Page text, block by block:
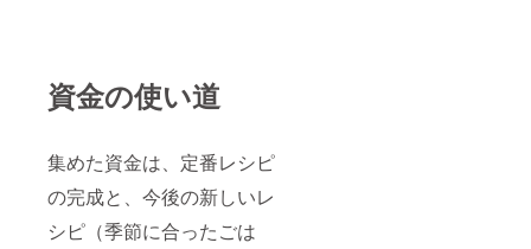
資金の使い道
集めた資金は、定番レシピ
の完成と、今後の新しいレ
シピ（季節に合ったごは